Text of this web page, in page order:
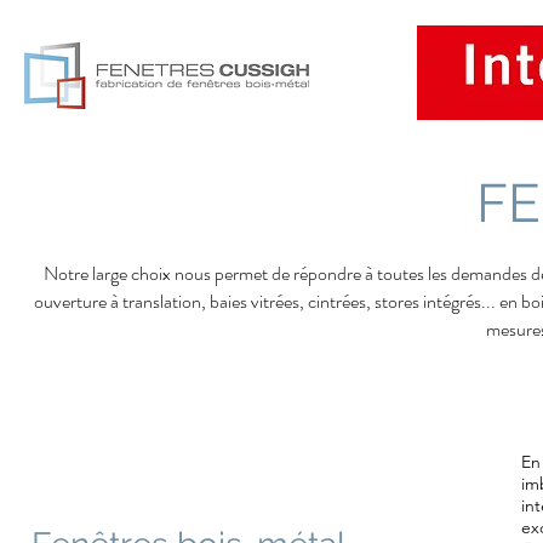
Notre large choix nous permet de répondre à toutes les
ouverture à translation, baies vitrées, cintrées, stores intégrés...